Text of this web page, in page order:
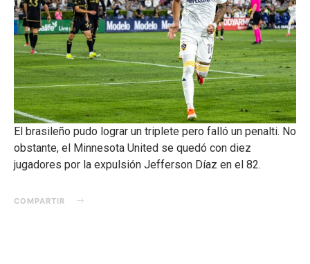
El brasileño pudo lograr un triplete pero falló un penalti. No
obstante, el Minnesota United se quedó con diez
jugadores por la expulsión Jefferson Díaz en el 82.
COMPARTIR